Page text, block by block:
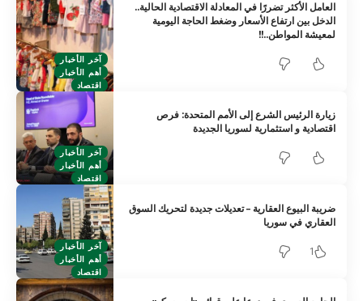
آخر الأخبار
أهم الأخبار
اقتصاد
العامل الأكثر تضررًا في المعادلة الاقتصادية الحالية..
الدخل بين ارتفاع الأسعار وضغط الحاجة اليومية
لمعيشة المواطن..!!
آخر الأخبار
أهم الأخبار
اقتصاد
زيارة الرئيس الشرع إلى الأمم المتحدة: فرص
اقتصادية و استثمارية لسوريا الجديدة
آخر الأخبار
أهم الأخبار
اقتصاد
ضريبة البيوع العقارية – تعديلات جديدة لتحريك السوق
العقاري في سوريا
1